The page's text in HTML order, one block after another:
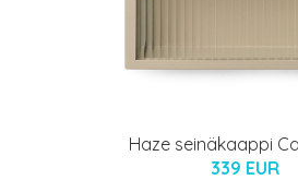
Haze seinäkaappi
339 EUR